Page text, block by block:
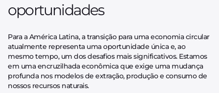
oportunidades
Para a América Latina, a transição para uma economia circular
atualmente representa uma oportunidade única e, ao
mesmo tempo, um dos desafios mais significativos. Estamos
em uma encruzilhada econômica que exige uma mudança
profunda nos modelos de extração, produção e consumo de
nossos recursos naturais.